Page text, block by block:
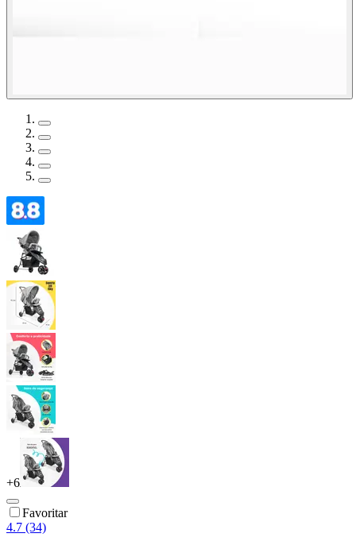
+6
Favoritar
4.7 (34)